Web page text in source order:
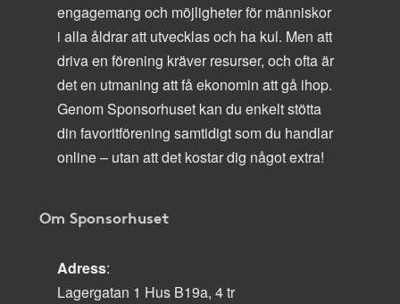
engagemang och möjligheter för människor
i alla åldrar att utvecklas och ha kul. Men att
driva en förening kräver resurser, och ofta är
det en utmaning att få ekonomin att gå ihop.
Genom Sponsorhuset kan du enkelt stötta
din favoritförening samtidigt som du handlar
online – utan att det kostar dig något extra!
Om Sponsorhuset
Adress:
Lagergatan 1 Hus B19a, 4 tr